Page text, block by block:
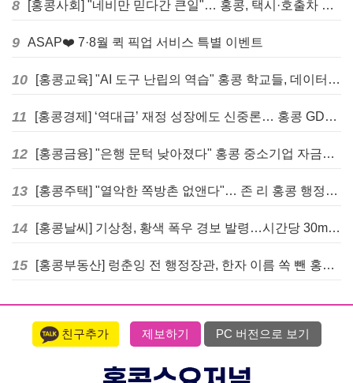
8 [홍콩사회] "네비만 믿다간 큰일"… 홍콩, 택시·호출차 통합 시험 도입하며 규제 본격화
9 ASAP❤️ 7·8월 퀵 픽업 서비스 특별 이벤트
10 [홍콩교육] "AI 도구 난립의 역습" 홍콩 학교들, 데이터 고립에 교육 효과 평가 비상
11 [홍콩경제] ‘역대급’ 재정 성장에도 신중론… 홍콩 GDP 전망 상향 속 “지정학적 리스크 경계”
12 [홍콩금융] "은행 문턱 낮아졌다" 홍콩 중소기업 자금줄 숨통 트이나… HKMA "2분기 신용 조건 안정적"
13 [홍콩주택] "열악한 쪽방촌 없앤다"… 존 리 홍콩 행정장관, 4년 내 단계적 폐지 선언
14 [홍콩날씨] 기상청, 황색 폭우 경보 발령…시간당 30mm 이상 강우 예보
15 [홍콩부동산] 렁춘잉 전 행정장관, 한자 이름 쏙 뺀 홍콩 고급 아파트 단지들에 쓴소리
친구추가 제보하기 PC 버전으로 보기